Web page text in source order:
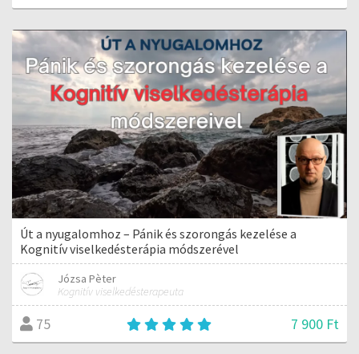
Út a nyugalomhoz – Pánik és szorongás kezelése a
Kognitív viselkedésterápia módszerével
Józsa Pèter
Kognitív viselkedésterapeuta
75 7 900 Ft